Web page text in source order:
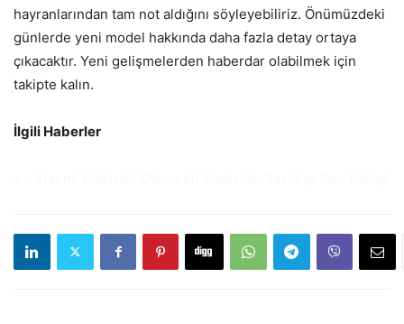
hayranlarından tam not aldığını söyleyebiliriz. Önümüzdeki
günlerde yeni model hakkında daha fazla detay ortaya
çıkacaktır. Yeni gelişmelerden haberdar olabilmek için
takipte kalın.
İlgili Haberler